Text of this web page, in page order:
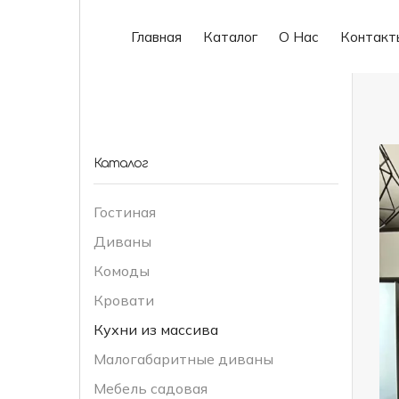
Главная Каталог О Нас
Каталог
Гостиная
Диваны
Комоды
Кровати
Кухни из массива
Малогабаритные диваны
Мебель садовая